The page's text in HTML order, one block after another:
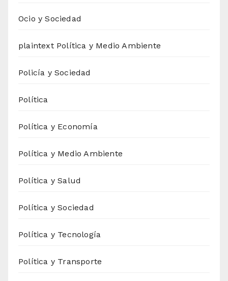
Ocio y Sociedad
plaintext Política y Medio Ambiente
Policía y Sociedad
Política
Política y Economía
Política y Medio Ambiente
Política y Salud
Política y Sociedad
Política y Tecnología
Política y Transporte